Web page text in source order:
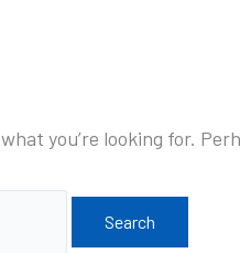
you’re looking for.